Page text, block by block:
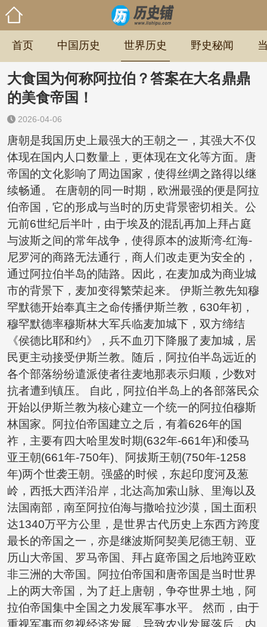
首页 中国历史 世界历史 野史秘闻
大食国为何称阿拉伯？答案在大名鼎鼎
的美食帝国！
2026-04-06
唐朝是我国历史上最强大的王朝之一，其强大不仅
体现在国内人口数量上，更体现在文化等方面。唐
帝国的文化影响了周边国家，使得丝绸之路得以继
续畅通。 在唐朝的同一时期，欧洲最强的便是阿拉
伯帝国，它的形成与当时的历史背景密切相关。公
元前6世纪后半叶，由于埃及的混乱再加上拜占庭
与波斯之间的常年战争，使得原本的波斯湾-红海-
尼罗河的商路无法通行，商人们改走更为安全的，
通过阿拉伯半岛的陆路。因此，在麦加成为商业城
市的背景下，麦加变得繁荣起来。 伊斯兰教先知穆
罕默德开始奉真主之命传播伊斯兰教，630年初，
穆罕默德率穆斯林大军兵临麦加城下，双方缔结
《侯德比耶和约》，兵不血刃下降服了麦加城，居
民更主动接受伊斯兰教。随后，阿拉伯半岛远近的
各个部落纷纷遣派使者往麦地那表示归顺，少数对
抗者遭到镇压。 自此，阿拉伯半岛上的各部落民众
开始以伊斯兰教为核心建立一个统一的阿拉伯穆斯
林国家。阿拉伯帝国建立之后，有着626年的国
祚，主要有四大哈里发时期(632年-661年)和倭马
亚王朝(661年-750年)、阿拔斯王朝(750年-1258
年)两个世袭王朝。强盛的时候，东起印度河及葱
岭，西抵大西洋沿岸，北达高加索山脉、里海以及
法国南部，南至阿拉伯海与撒哈拉沙漠，国土面积
达1340万平方公里，是世界古代历史上东西方跨度
最长的帝国之一，亦是继波斯阿契美尼德王朝、亚
历山大帝国、罗马帝国、拜占庭帝国之后地跨亚欧
非三洲的大帝国。阿拉伯帝国和唐帝国是当时世界
上的两大帝国，为了赶上唐朝，争夺世界土地，阿
拉伯帝国集中全国之力发展军事水平。 然而，由于
重视军事而忽视经济发展，导致农业发展落后，内